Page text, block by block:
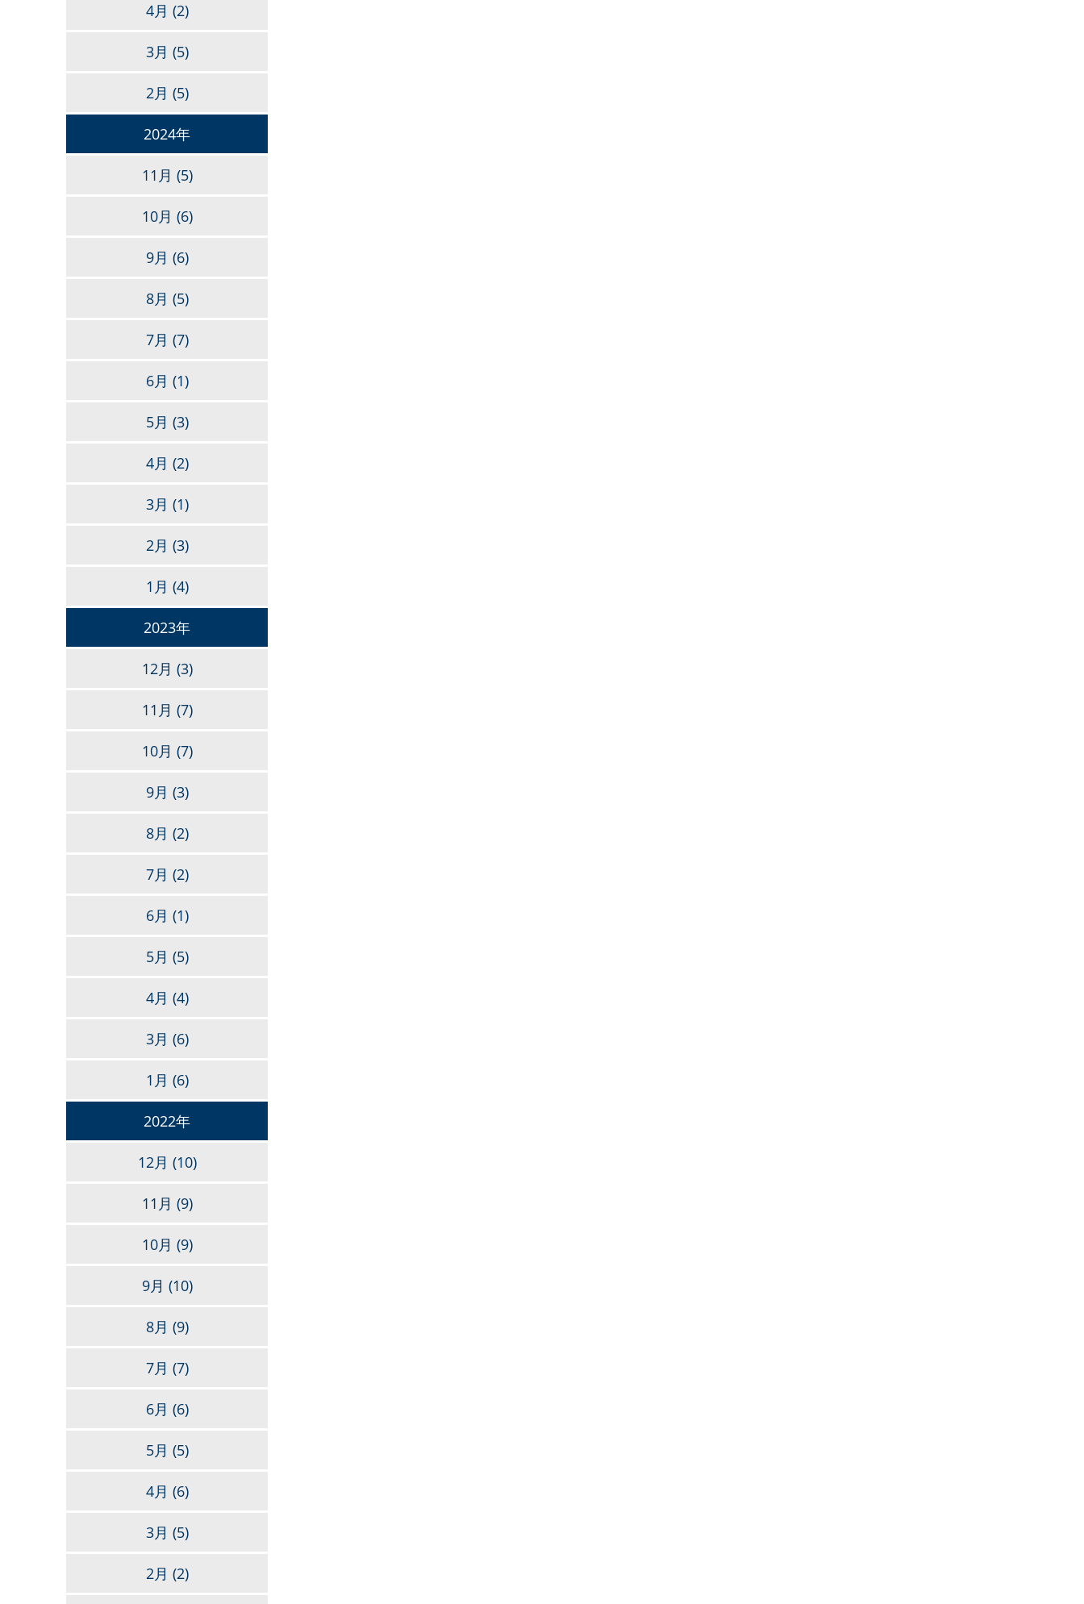
4月 (2)
3月 (5)
2月 (5)
2024年
11月 (5)
10月 (6)
9月 (6)
8月 (5)
7月 (7)
6月 (1)
5月 (3)
4月 (2)
3月 (1)
2月 (3)
1月 (4)
2023年
12月 (3)
11月 (7)
10月 (7)
9月 (3)
8月 (2)
7月 (2)
6月 (1)
5月 (5)
4月 (4)
3月 (6)
1月 (6)
2022年
12月 (10)
11月 (9)
10月 (9)
9月 (10)
8月 (9)
7月 (7)
6月 (6)
5月 (5)
4月 (6)
3月 (5)
2月 (2)